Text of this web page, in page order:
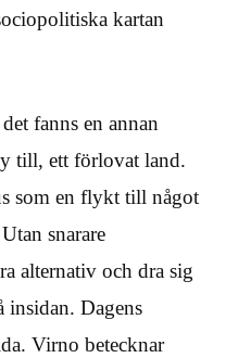
kartan
fanns en annan
till, ett förlovat land.
som en flykt till något
snarare
alternativ och dra sig
insidan. Dagens
Virno betecknar